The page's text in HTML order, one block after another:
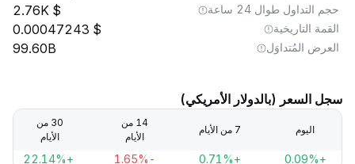
حجم التداول طوال 24 ساعة 2.76K
القمة التاريخية 0.00047243
العرض المُتداوَل 99.60B
سجل السعر (بالدولار الأمريكي)
اليوم 7 من الأيام
14 من
الأيام
30 من
الأيام
+0.09%
+0.71%
-1.65%
+22.14%